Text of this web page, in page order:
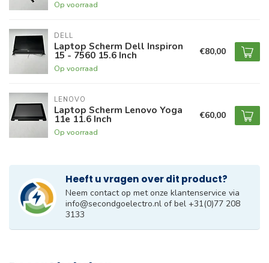
Op voorraad
DELL
Laptop Scherm Dell Inspiron
15 - 7560 15.6 Inch
Op voorraad
€80,00
LENOVO
Laptop Scherm Lenovo Yoga
11e 11.6 Inch
Op voorraad
€60,00
Heeft u vragen over dit product?
Neem contact op met onze klantenservice via
info@secondgoelectro.nl of bel +31(0)77 208
3133